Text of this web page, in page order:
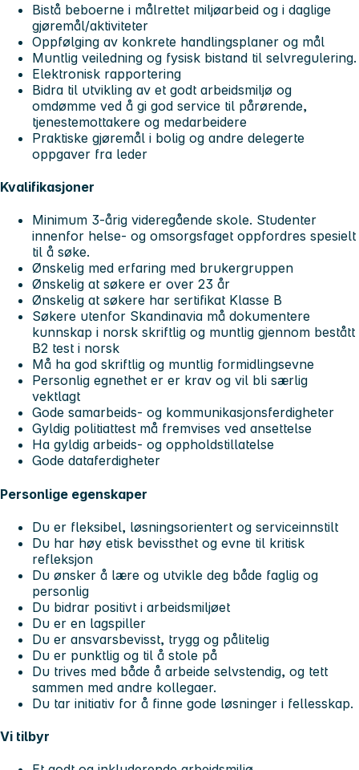
Bistå beboerne i målrettet miljøarbeid og i daglige
gjøremål/aktiviteter
Oppfølging av konkrete handlingsplaner og mål
Muntlig veiledning og fysisk bistand til selvregulering.
Elektronisk rapportering
Bidra til utvikling av et godt arbeidsmiljø og
omdømme ved å gi god service til pårørende,
tjenestemottakere og medarbeidere
Praktiske gjøremål i bolig og andre delegerte
oppgaver fra leder
Kvalifikasjoner
Minimum 3-årig videregående skole. Studenter
innenfor helse- og omsorgsfaget oppfordres spesielt
til å søke.
Ønskelig med erfaring med brukergruppen
Ønskelig at søkere er over 23 år
Ønskelig at søkere har sertifikat Klasse B
Søkere utenfor Skandinavia må dokumentere
kunnskap i norsk skriftlig og muntlig gjennom bestått
B2 test i norsk
Må ha god skriftlig og muntlig formidlingsevne
Personlig egnethet er er krav og vil bli særlig
vektlagt
Gode samarbeids- og kommunikasjonsferdigheter
Gyldig politiattest må fremvises ved ansettelse
Ha gyldig arbeids- og oppholdstillatelse
Gode dataferdigheter
Personlige egenskaper
Du er fleksibel, løsningsorientert og serviceinnstilt
Du har høy etisk bevissthet og evne til kritisk
refleksjon
Du ønsker å lære og utvikle deg både faglig og
personlig
Du bidrar positivt i arbeidsmiljøet
Du er en lagspiller
Du er ansvarsbevisst, trygg og pålitelig
Du er punktlig og til å stole på
Du trives med både å arbeide selvstendig, og tett
sammen med andre kollegaer.
Du tar initiativ for å finne gode løsninger i fellesskap.
Vi tilbyr